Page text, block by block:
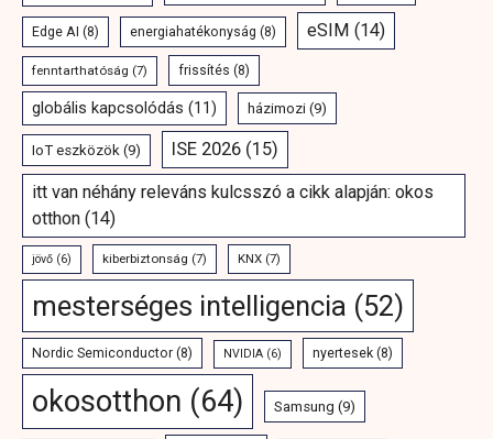
Edge AI (8) energiahatékonyság (8) eSIM (14)
fenntarthatóság (7) frissítés (8)
globális kapcsolódás (11) házimozi (9)
IoT eszközök (9) ISE 2026 (15)
itt van néhány releváns kulcsszó a cikk alapján: okos
otthon (14)
jövő (6) kiberbiztonság (7) KNX (7)
mesterséges intelligencia (52)
Nordic Semiconductor (8) NVIDIA (6) nyertesek (8)
okosotthon (64) Samsung (9)